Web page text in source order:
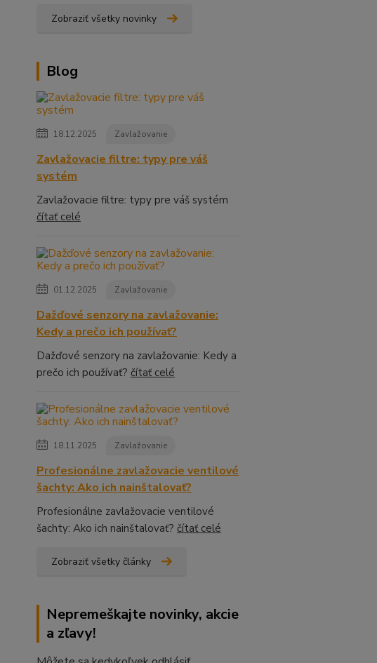
Zobraziť všetky novinky
Blog
18.12.2025 Zavlažovanie
Zavlažovacie filtre: typy pre váš
systém
Zavlažovacie filtre: typy pre váš systém
čítať celé
01.12.2025 Zavlažovanie
Dažďové senzory na zavlažovanie:
Kedy a prečo ich používať?
Dažďové senzory na zavlažovanie: Kedy a
prečo ich používať? čítať celé
18.11.2025 Zavlažovanie
Profesionálne zavlažovacie ventilové
šachty: Ako ich nainštalovať?
Profesionálne zavlažovacie ventilové
šachty: Ako ich nainštalovať? čítať celé
Zobraziť všetky články
Nepremeškajte novinky, akcie
a zľavy!